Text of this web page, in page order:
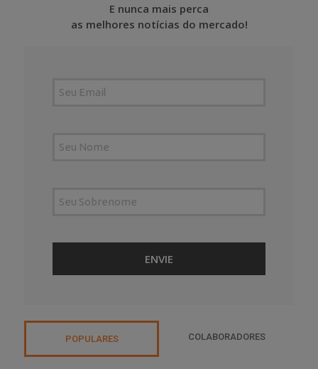
E nunca mais perca
as melhores notícias do mercado!
POPULARES COLABORADORES